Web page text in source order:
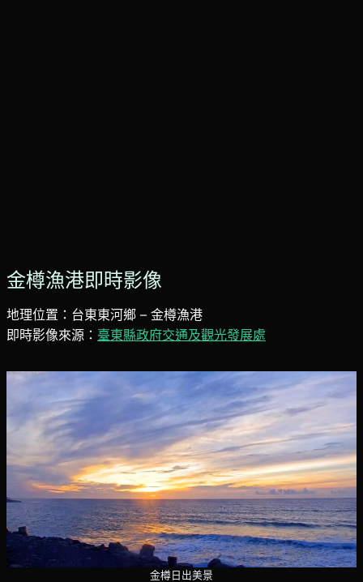
金樽漁港即時影像
地理位置：台東東河鄉 – 金樽漁港
即時影像來源： 臺東縣政府交通及觀光發展處
金樽日出美景